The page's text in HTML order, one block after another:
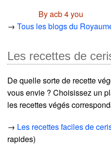
By acb 4 you
→ Tous les blogs du
Les recettes de
De quelle sorte de recette
vous envie ? Choisissez un
les recettes végés
→ Les recettes faciles de
rapides)